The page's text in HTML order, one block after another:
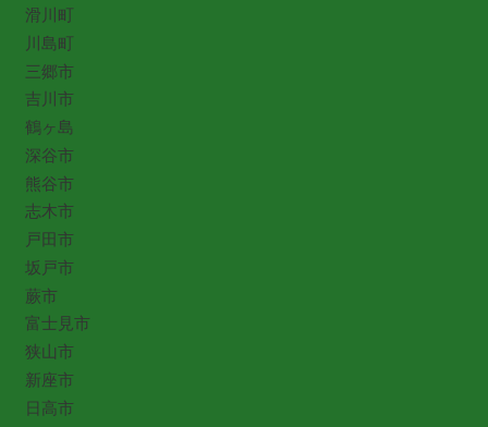
滑川町
川島町
三郷市
吉川市
鶴ヶ島
深谷市
熊谷市
志木市
戸田市
坂戸市
蕨市
富士見市
狭山市
新座市
日高市